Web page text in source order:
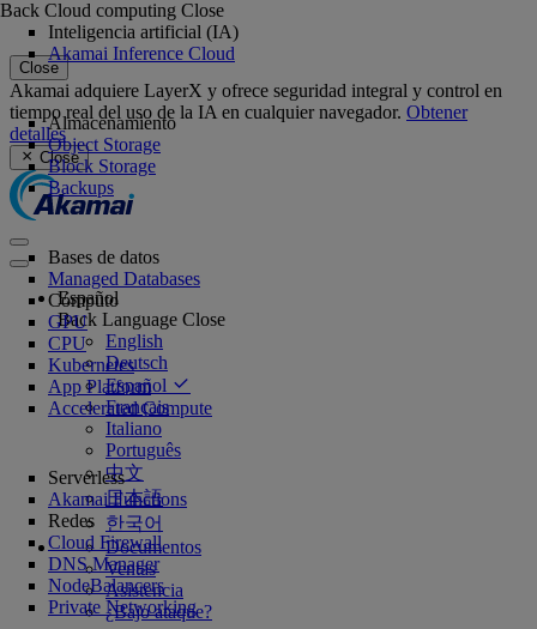
Close
Akamai adquiere LayerX y ofrece seguridad integral y control en
tiempo real del uso de la IA en cualquier navegador. Obtener
detalles
Close
Español
Back Language Close
English
Deutsch
Español
Français
Italiano
Português
中文
日本語
한국어
Documentos
Ventas
Asistencia
¿Bajo ataque?
Back Cloud computing Close
Inteligencia artificial (IA)
Akamai Inference Cloud
Almacenamiento
Object Storage
Block Storage
Backups
Bases de datos
Managed Databases
Cómputo
GPU
CPU
Kubernetes
App Platform
Accelerated Compute
Serverless
Akamai Functions
Redes
Cloud Firewall
DNS Manager
NodeBalancers
Private Networking